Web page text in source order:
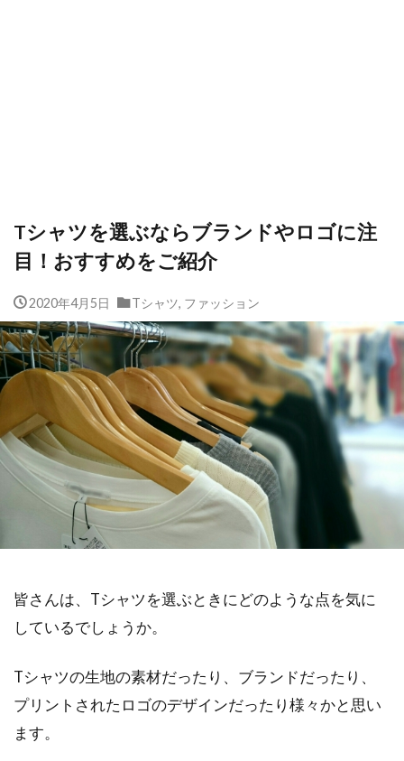
Tシャツを選ぶならブランドやロゴに注
目！おすすめをご紹介
2020年4月5日 Tシャツ, ファッション
皆さんは、Tシャツを選ぶときにどのような点を気に
しているでしょうか。
Tシャツの生地の素材だったり、ブランドだったり、
プリントされたロゴのデザインだったり様々かと思い
ます。